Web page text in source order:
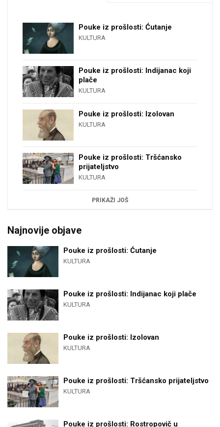
Pouke iz prošlosti: Ćutanje
KULTURA
Pouke iz prošlosti: Indijanac koji
plače
KULTURA
Pouke iz prošlosti: Izolovan
KULTURA
Pouke iz prošlosti: Tršćansko
prijateljstvo
KULTURA
PRIKAŽI JOŠ
Najnovije objave
Pouke iz prošlosti: Ćutanje
KULTURA
Pouke iz prošlosti: Indijanac koji plače
KULTURA
Pouke iz prošlosti: Izolovan
KULTURA
Pouke iz prošlosti: Tršćansko prijateljstvo
KULTURA
Pouke iz prošlosti: Rostropovič u